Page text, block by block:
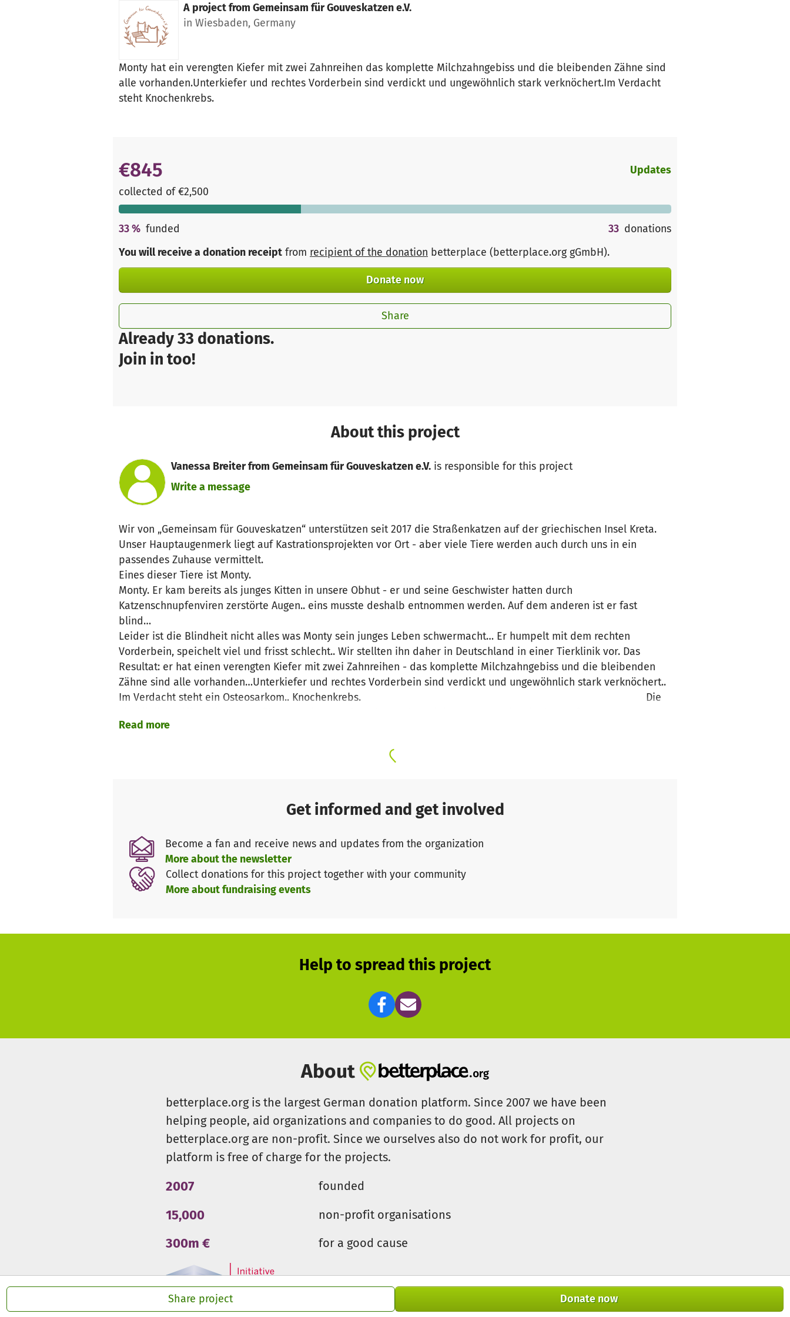
Share project Donate now
A project from Gemeinsam für Gouveskatzen e.V.
in Wiesbaden, Germany
Monty hat ein verengten Kiefer mit zwei Zahnreihen das komplette Milchzahngebiss und die bleibenden Zähne sind
alle vorhanden.Unterkiefer und rechtes Vorderbein sind verdickt und ungewöhnlich stark verknöchert.Im Verdacht
steht Knochenkrebs.
Already 33 donations.
Join in too!
€845
collected of €2,500
Updates
33% funded 33 donations
You will receive a donation receipt from recipient of the donation betterplace (betterplace.org gGmbH).
Donate now
Share
About this project
Vanessa Breiter from Gemeinsam für Gouveskatzen e.V.is responsible for this project
Write a message
Wir von „Gemeinsam für Gouveskatzen“ unterstützen seit 2017 die Straßenkatzen auf der griechischen Insel Kreta.
Unser Hauptaugenmerk liegt auf Kastrationsprojekten vor Ort - aber viele Tiere werden auch durch uns in ein
passendes Zuhause vermittelt.
Eines dieser Tiere ist Monty.
Monty. Er kam bereits als junges Kitten in unsere Obhut - er und seine Geschwister hatten durch
Katzenschnupfenviren zerstörte Augen.. eins musste deshalb entnommen werden. Auf dem anderen ist er fast
blind…
Leider ist die Blindheit nicht alles was Monty sein junges Leben schwermacht… Er humpelt mit dem rechten
Vorderbein, speichelt viel und frisst schlecht.. Wir stellten ihn daher in Deutschland in einer Tierklinik vor. Das
Resultat: er hat einen verengten Kiefer mit zwei Zahnreihen - das komplette Milchzahngebiss und die bleibenden
Zähne sind alle vorhanden…Unterkiefer und rechtes Vorderbein sind verdickt und ungewöhnlich stark verknöchert..
Im Verdacht steht ein Osteosarkom.. Knochenkrebs. Die
hier sind noch keine Kosten für Medikamente und ggf anfallende OPs mit einberechnet… Wir möchten um Montys
Bitte helft uns die Kosten für seine Behandlung zu decken!
Read more
Get informed and get involved
Become a fan and receive news and updates from the organization
More about the newsletter
Collect donations for this project together with your community
More about fundraising events
Help to spread this project
About
betterplace.org is the largest German donation platform. Since 2007 we have been
helping people, aid organizations and companies to do good. All projects on
betterplace.org are non-profit. Since we ourselves also do not work for profit, our
platform is free of charge for the projects.
2007 founded
15,000 non-profit organisations
300m € for a good cause